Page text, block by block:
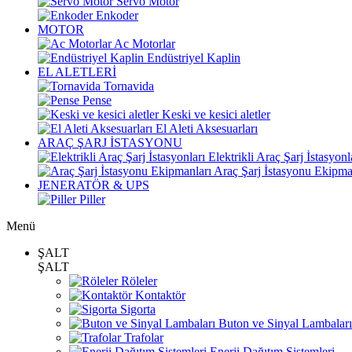
Enkoder
MOTOR
Ac Motorlar
Endüstriyel Kaplin
EL ALETLERİ
Tornavida
Pense
Keski ve kesici aletler
El Aleti Aksesuarları
ARAÇ ŞARJ İSTASYONU
Elektrikli Araç Şarj
Araç Şarj İstasyonu
JENERATÖR & UPS
Piller
Menü
ŞALT
ŞALT
Röleler
Kontaktör
Sigorta
Buton ve Sinyal Lambaları
Trafolar